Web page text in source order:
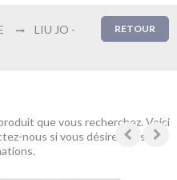
RETOUR
LIU JO -
que vous recherchez. Voici
nous si vous désirez plus